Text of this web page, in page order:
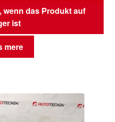
das Produkt auf
ist
mere